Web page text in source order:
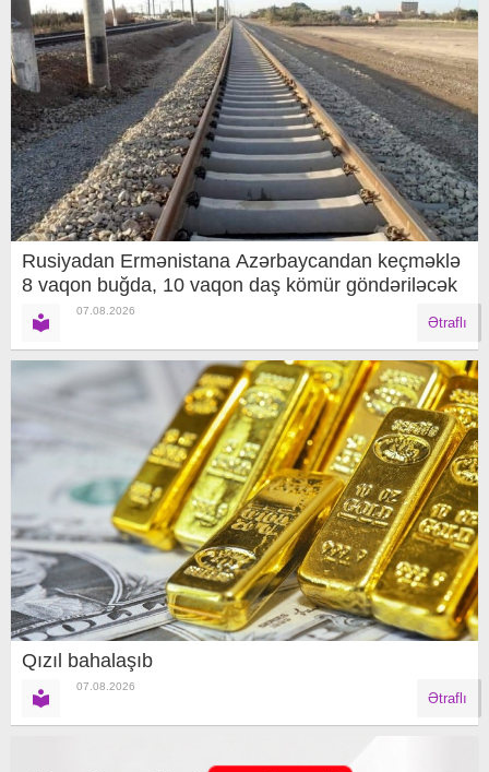
Rusiyadan Ermənistana Azərbaycandan keçməklə
8 vaqon buğda, 10 vaqon daş kömür göndəriləcək
07.08.2026
Ətraflı
Qızıl bahalaşıb
07.08.2026
Ətraflı